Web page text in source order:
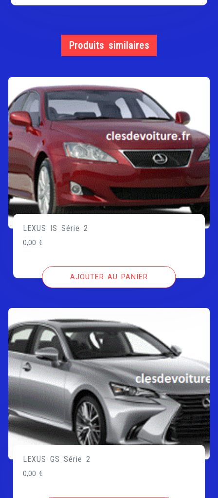
Produits similaires
LEXUS IS Série 2
0,00€
AJOUTER AU PANIER
LEXUS GS Série 2
0,00€